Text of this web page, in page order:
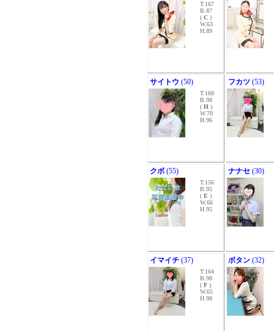
T.167
B.87
( C )
W.63
H.89
サイトウ (50)
T.160
B.98
( H )
W.70
H.96
フカツ (53)
クボ (55)
T.156
B.95
( E )
W.66
H.95
ナナセ (30)
イマイチ (37)
T.164
B.98
( F )
W.65
H.98
ボタン (32)